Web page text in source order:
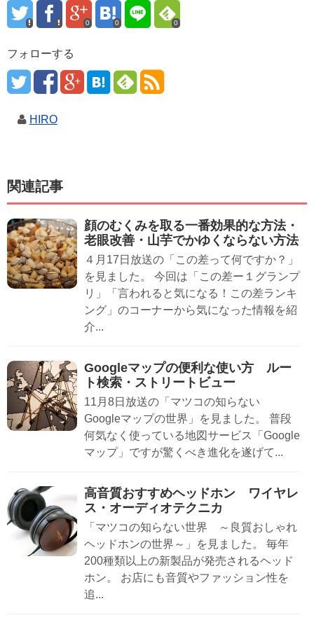
0 0 0
フォローする
HIRO
関連記事
顔のむくみを取る一番効果的な方法・
老眼改善・山芋でかゆくならない方法
４月17日放送の「この差って何ですか？」
を見ました。 今回は「この差ー１グランプ
リ」「言われると気になる！この差ランキ
ング」のコーナーから気になった情報を紹
介...
Googleマップの便利な使い方 ルー
ト検索・ストリートビュー
11月8日放送の「マツコの知らない
Googleマップの世界」を見ました。 普段
何気なく使っている地図サービス「Google
マップ」ですが驚くべき進化を遂げて...
高音質おすすめヘッドホン ワイヤレ
ス・オーディオテクニカ
「マツコの知らない世界 ～良質おしゃれ
ヘッドホンの世界～」を見ました。 毎年
200種類以上の新製品が発売されるヘッド
ホン。 お店にも音質やファッション性を
追...